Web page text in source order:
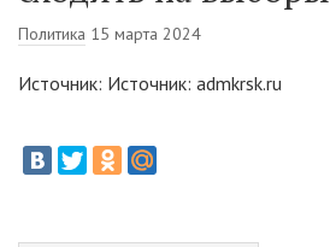
Политика 15 марта 2024
Источник: Источник: admkrsk.ru